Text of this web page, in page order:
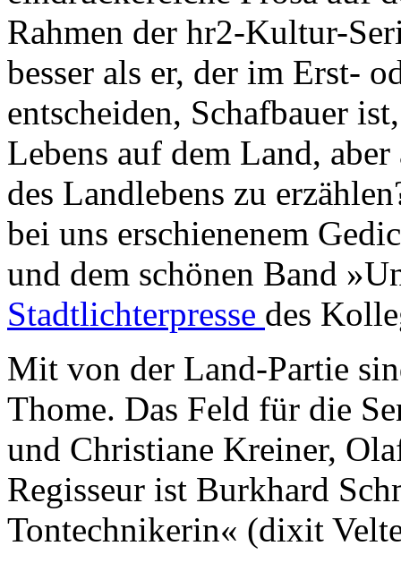
Rahmen der hr2-Kultur-
besser als er, der im Erst-
entscheiden, Schafbauer
Lebens auf dem Land,
des Landlebens zu
bei uns erschienenem
und dem schönen Band
Stadtlichterpresse des
Mit von der Land-Partie
Thome. Das Feld für die
und Christiane Kreiner,
Regisseur ist Burkhard
Tontechnikerin« (dixit